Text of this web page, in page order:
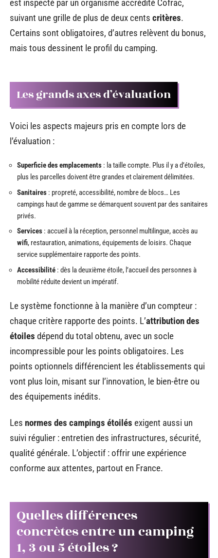
est inspecté par un organisme accrédité Cofrac,
suivant une grille de plus de deux cents critères.
Certains sont obligatoires, d’autres relèvent du bonus,
mais tous dessinent le profil du camping.
Les grands axes d’évaluation
Voici les aspects majeurs pris en compte lors de
l’évaluation :
Superficie des emplacements : la taille compte. Plus il y a d’étoiles,
plus les parcelles doivent être grandes et clairement délimitées.
Sanitaires : propreté, accessibilité, nombre de blocs… Les
campings haut de gamme se démarquent souvent par des sanitaires
privés.
Services : accueil à la réception, personnel multilingue, accès au
wifi, restauration, animations, équipements de loisirs. Chaque
service supplémentaire rapporte des points.
Accessibilité : dès la deuxième étoile, l’accueil des personnes à
mobilité réduite devient un impératif.
Le système fonctionne à la manière d’un compteur :
chaque critère rapporte des points. L’attribution des
étoiles dépend du total obtenu, avec un socle
incompressible pour les points obligatoires. Les
points optionnels différencient les établissements qui
vont plus loin, misant sur l’innovation, le bien-être ou
des équipements inédits.
Les normes des campings étoilés exigent aussi un
suivi régulier : entretien des infrastructures, sécurité,
qualité générale. L’objectif : offrir une expérience
conforme aux attentes, partout en France.
Quelles différences
concrètes entre un camping
1, 3 ou 5 étoiles ?